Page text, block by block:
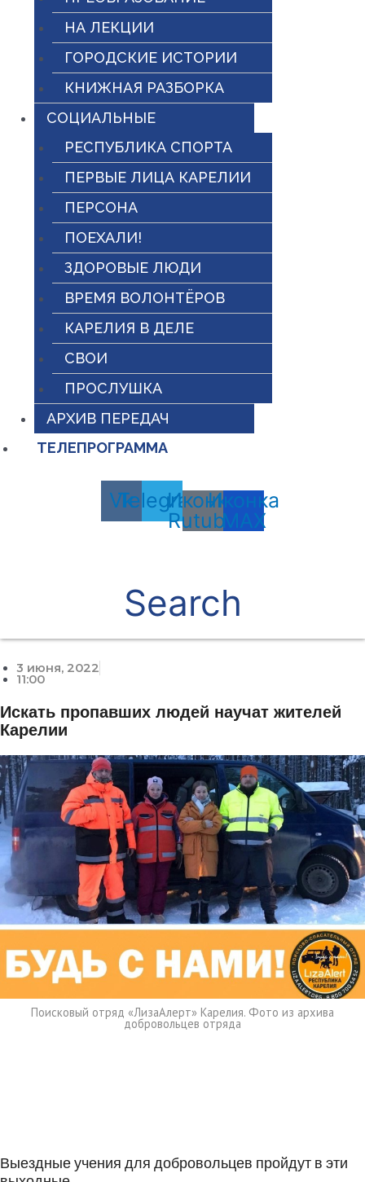
НА ЛЕКЦИИ
ГОРОДСКИЕ ИСТОРИИ
КНИЖНАЯ РАЗБОРКА
СОЦИАЛЬНЫЕ
РЕСПУБЛИКА СПОРТА
ПЕРВЫЕ ЛИЦА КАРЕЛИИ
ПЕРСОНА
ПОЕХАЛИ!
ЗДОРОВЫЕ ЛЮДИ
ВРЕМЯ ВОЛОНТЁРОВ
КАРЕЛИЯ В ДЕЛЕ
СВОИ
ПРОСЛУШКА
АРХИВ ПЕРЕДАЧ
ТЕЛЕПРОГРАММА
Vk
Telegram
Иконка
Rutube
Иконка
MAX
Search
3 июня, 2022
11:00
Искать пропавших людей научат жителей
Карелии
Поисковый отряд «ЛизаАлерт» Карелия. Фото из архива
добровольцев отряда
Выездные учения для добровольцев пройдут в эти